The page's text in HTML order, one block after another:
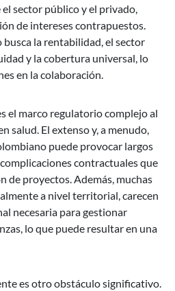
sector público y el privado,
de intereses contrapuestos.
la rentabilidad, el sector
y la cobertura universal, lo
en la colaboración.
el marco regulatorio complejo al
salud. El extenso y, a menudo,
puede provocar largos
contractuales que
de proyectos. Además, muchas
a nivel territorial, carecen
necesaria para gestionar
lo que puede resultar en una
es otro obstáculo significativo.